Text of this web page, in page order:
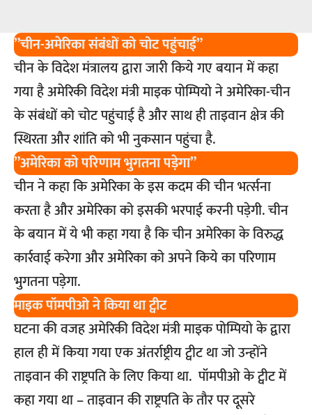
”चीन-अमेरिका संबंधों को चोट पहुंचाई”
चीन के विदेश मंत्रालय द्वारा जारी किये गए बयान में कहा
गया है अमेरिकी विदेश मंत्री माइक पोम्पियो ने अमेरिका-चीन
के संबंधों को चोट पहुंचाई है और साथ ही ताइवान क्षेत्र की
स्थिरता और शांति को भी नुकसान पहुंचा है.
”अमेरिका को परिणाम भुगतना पड़ेगा”
चीन ने कहा कि अमेरिका के इस कदम की चीन भर्त्सना
करता है और अमेरिका को इसकी भरपाई करनी पड़ेगी. चीन
के बयान में ये भी कहा गया है कि चीन अमेरिका के विरुद्ध
कार्रवाई करेगा और अमेरिका को अपने किये का परिणाम
भुगतना पड़ेगा.
माइक पॉमपीओ ने किया था ट्वीट
घटना की वजह अमेरिकी विदेश मंत्री माइक पोम्पियो के द्वारा
हाल ही में किया गया एक अंतर्राष्ट्रीय ट्वीट था जो उन्होंने
ताइवान की राष्ट्रपति के लिए किया था. पॉमपीओ के ट्वीट में
कहा गया था – ताइवान की राष्ट्रपति के तौर पर दूसरे